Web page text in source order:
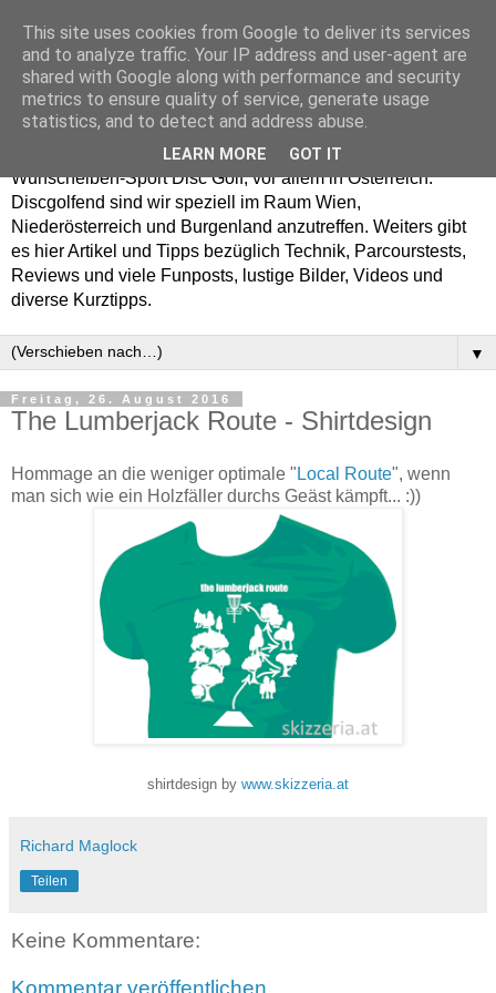
Enjoy Disc Golf and let
your Putterfly
Auf putterfly.at dreht sich alles um den Frisbee- bzw.
Wurfscheiben-Sport Disc Golf, vor allem in Österreich.
Discgolfend sind wir speziell im Raum Wien,
Niederösterreich und Burgenland anzutreffen. Weiters gibt
es hier Artikel und Tipps bezüglich Technik, Parcourstests,
Reviews und viele Funposts, lustige Bilder, Videos und
diverse Kurztipps.
▼
Freitag, 26. August 2016
The Lumberjack Route - Shirtdesign
Hommage an die weniger optimale " Local Route", wenn
man sich wie ein Holzfäller durchs Geäst kämpft... :))
shirtdesign by www.skizzeria.at
Richard Maglock
Teilen
Keine Kommentare:
This site uses cookies from Google to deliver its services
and to analyze traffic. Your IP address and user-agent are
shared with Google along with performance and security
metrics to ensure quality of service, generate usage
statistics, and to detect and address abuse.
LEARN MORE GOT IT